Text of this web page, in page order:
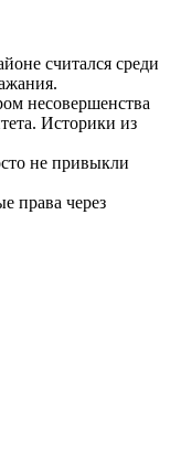
считался среди
несовершенства
Историки из
не привыкли
права через